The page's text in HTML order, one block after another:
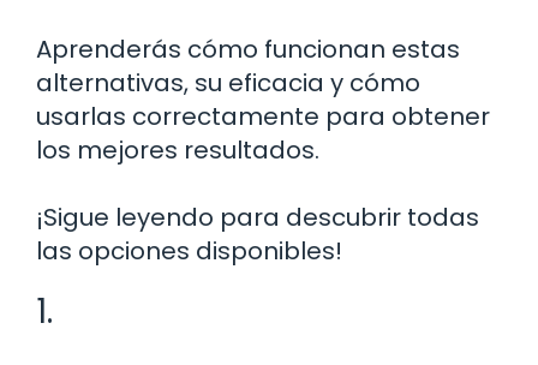
Aprenderás cómo funcionan estas
alternativas, su eficacia y cómo
usarlas correctamente para obtener
los mejores resultados.
¡Sigue leyendo para descubrir todas
las opciones disponibles!
1.